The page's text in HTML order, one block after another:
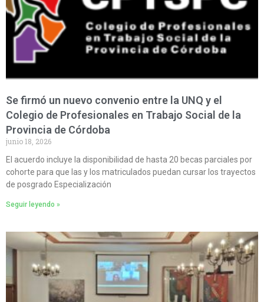
Se firmó un nuevo convenio entre la UNQ y el
Colegio de Profesionales en Trabajo Social de la
Provincia de Córdoba
junio 18, 2026
El acuerdo incluye la disponibilidad de hasta 20 becas parciales por
cohorte para que las y los matriculados puedan cursar los trayectos
de posgrado Especialización
Seguir leyendo »